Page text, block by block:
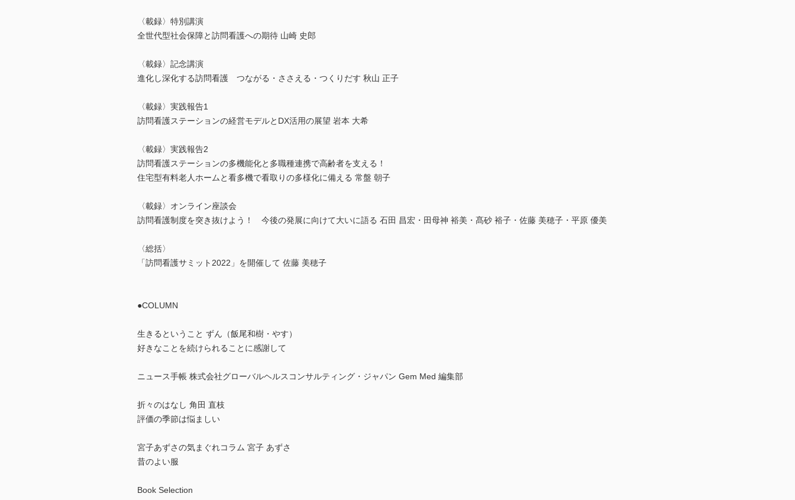
〈載録〉特別講演
全世代型社会保障と訪問看護への期待 山崎 史郎
〈載録〉記念講演
進化し深化する訪問看護 つながる・ささえる・つくりだす 秋山 正子
〈載録〉実践報告1
訪問看護ステーションの経営モデルとDX活用の展望 岩本 大希
〈載録〉実践報告2
訪問看護ステーションの多機能化と多職種連携で高齢者を支える！
住宅型有料老人ホームと看多機で看取りの多様化に備える 常盤 朝子
〈載録〉オンライン座談会
訪問看護制度を突き抜けよう！ 今後の発展に向けて大いに語る 石田 昌宏・田母神 裕美・髙砂 裕子・佐藤 美穂子・平原 優美
〈総括〉
「訪問看護サミット2022」を開催して 佐藤 美穂子
●COLUMN
生きるということ ずん（飯尾和樹・やす）
好きなことを続けられることに感謝して
ニュース手帳 株式会社グローバルヘルスコンサルティング・ジャパン Gem Med 編集部
折々のはなし 角田 直枝
評価の季節は悩ましい
宮子あずさの気まぐれコラム 宮子 あずさ
昔のよい服
Book Selection